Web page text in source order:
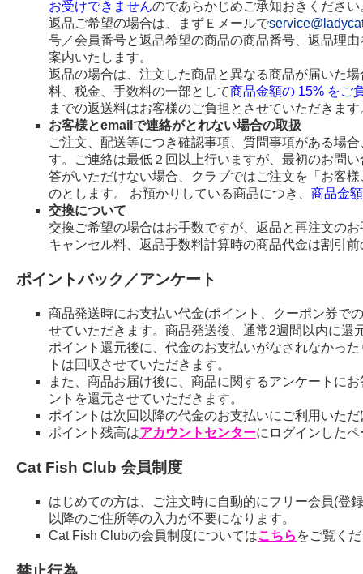
お受けできませんのであらかじめご承知おきください
返品ご希望の場合は、まずＥメールで
号／会員番号と返品希望の商品の商品番号、返品理
案内いたします。
返品の場合は、注文した商品と異なる商品が届いた
料、税金、手数料の一部として商品金額の 15% をご
までの返送料はお客様のご負担とさせていただきます
お客様とemailで連絡がとれない場合の取扱
ご注文、配送等につき確認事項、質問事項がある場
す。ご連絡は最低２回以上行いますが、最初のお問
答がいただけない場合、クラブではご注文を「お客
のとします。 お預かりしている商品につき、 商品金
交換について
交換ご希望の場合はお手数ですが、返品と再注文の
キャンセル料、返品手数料計算時の商品代金は割引
ポイントバック／アンケート
商品発送時にお支払い代金(ポイント、クーポン券で
せていただきます。商品発送後、通常2週間以内に還
ポイント還元後に、代金のお支払いがなされなかっ
トは回収させていただきます。
また、商品お届け後に、商品に関するアンケートに
ントを還元させていただきます。
ポイントは次回以降の代金のお支払いにご利用いた
ポイント残高はアカウントセンターにログインした
Cat Fish Club 会員制度
はじめての方は、ご注文時に自動的にフリー会員(登
以降のご住所等の入力が不要になります。
Cat Fish Clubの会員制度についてはこちら をご覧く